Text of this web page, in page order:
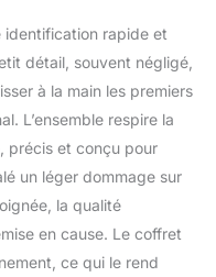
10 mm (3/8"):
125 mm | Joint
| Porte-bits
8 mm |
pour clé, douze
à 19 mm |
pour clé, douze
60 mm,
mm | Douilles
identification rapide et
détail, souvent négligé,
à la main les premiers
L’ensemble respire la
précis et conçu pour
un léger dommage sur
la qualité
en cause. Le coffret
ce qui le rend